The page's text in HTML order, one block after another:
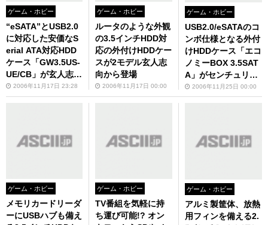
ゲーム・ホビー
“eSATA”とUSB2.0
に対応した安価なS
erial ATA対応HDD
ケース「GW3.5US-
UE/CB」が玄人志向
から2006年11月17日 23:28
ゲーム・ホビー
ルータのような外観
の3.5インチHDD対
応の外付けHDDケー
スが2モデル玄人志
向から登場
2006年11月17日 00:00
ゲーム・ホビー
USB2.0/eSATAのコ
ンボ仕様となる外付
けHDDケース「エコ
ノミーBOX 3.5SAT
A」がセンチュリー
から2006年11月25日 00:00
ゲーム・ホビー
メモリカードリーダ
ーにUSBハブも備え
ゲーム・ホビー
TV番組を気軽に持
ち運び可能!? オン
ゲーム・ホビー
アルミ製筐体、放熱
用フィンを備える2.